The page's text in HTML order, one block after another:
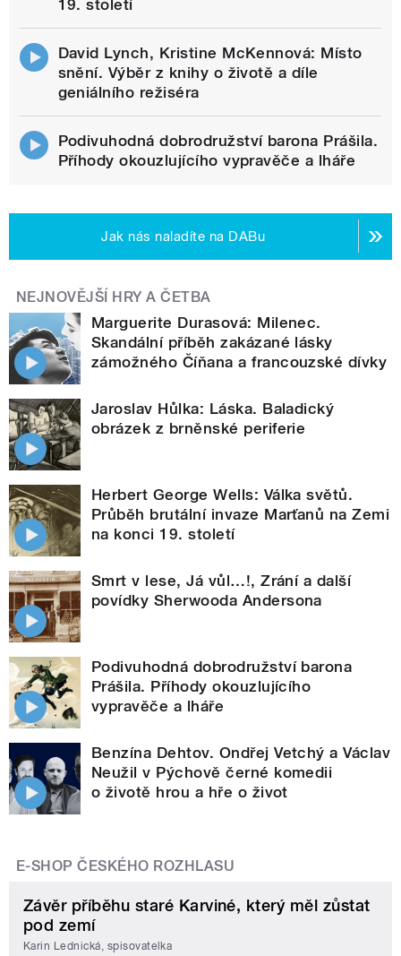
19. století
David Lynch, Kristine McKennová: Místo
snění. Výběr z knihy o životě a díle
geniálního režiséra
Podivuhodná dobrodružství barona Prášila.
Příhody okouzlujícího vypravěče a lháře
Jak nás naladíte na DABu
NEJNOVĚJŠÍ HRY A ČETBA
Marguerite Durasová: Milenec.
Skandální příběh zakázané lásky
zámožného Číňana a francouzské dívky
Jaroslav Hůlka: Láska. Baladický
obrázek z brněnské periferie
Herbert George Wells: Válka světů.
Průběh brutální invaze Marťanů na Zemi
na konci 19. století
Smrt v lese, Já vůl…!, Zrání a další
povídky Sherwooda Andersona
Podivuhodná dobrodružství barona
Prášila. Příhody okouzlujícího
vypravěče a lháře
Benzína Dehtov. Ondřej Vetchý a Václav
Neužil v Pýchově černé komedii
o životě hrou a hře o život
E-SHOP ČESKÉHO ROZHLASU
Závěr příběhu staré Karviné, který měl zůstat
pod zemí
Karin Lednická, spisovatelka